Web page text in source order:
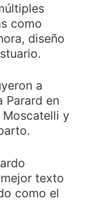
como
diseño
a
Parard en
Moscatelli y
texto
como el